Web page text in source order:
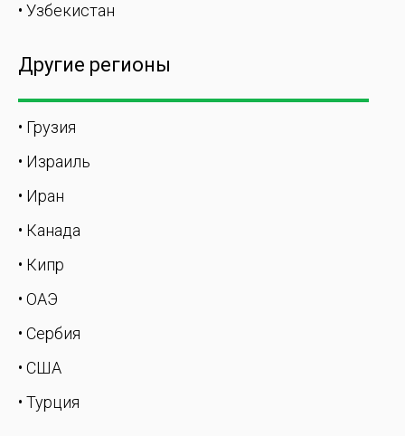
• Узбекистан
Другие регионы
• Грузия
• Израиль
• Иран
• Канада
• Кипр
• ОАЭ
• Сербия
• США
• Турция